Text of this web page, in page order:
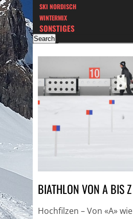
SKI NORDISCH
WINTERMIX
SONSTIGES
BIATHLON VON A BIS Z
Hochfilzen – Von «A» wie